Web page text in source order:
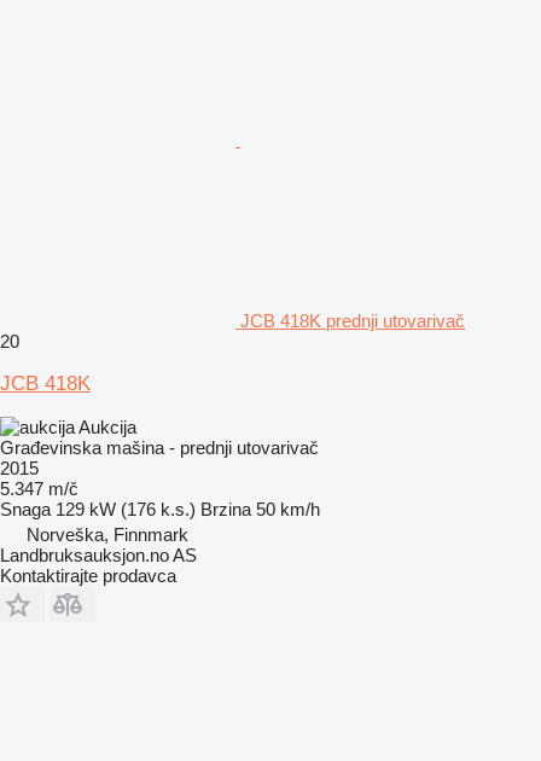
JCB 418K prednji utovarivač
20
JCB 418K
Aukcija
Građevinska mašina - prednji utovarivač
2015
5.347 m/č
Snaga 129 kW (176 k.s.) Brzina 50 km/h
Norveška, Finnmark
Landbruksauksjon.no AS
Kontaktirajte prodavca